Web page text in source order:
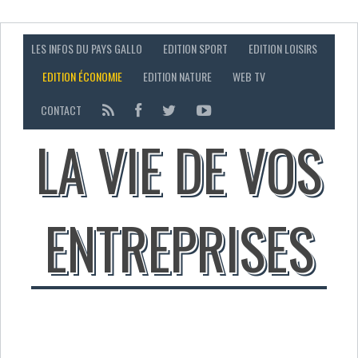
LES INFOS DU PAYS GALLO EDITION SPORT
EDITION LOISIRS
EDITION ÉCONOMIE
EDITION NATURE
WEB TV
CONTACT
LA VIE DE VOS
ENTREPRISES